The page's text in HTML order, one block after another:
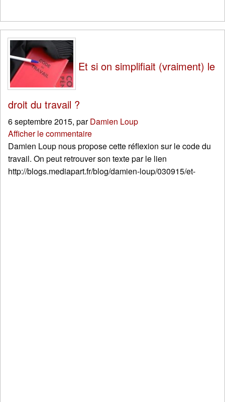
Et si on simplifiait (vraiment) le
droit du travail ?
6 septembre 2015, parDamien Loup
Afficher le commentaire
Damien Loup nous propose cette réflexion sur le code du
travail. On peut retrouver son texte par le lien
http://blogs.mediapart.fr/blog/damien-loup/030915/et-